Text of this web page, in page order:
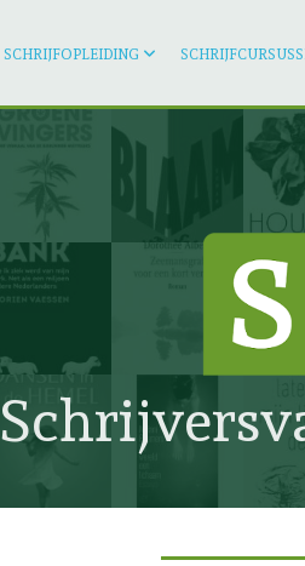
SCHRIJFOPLEIDING